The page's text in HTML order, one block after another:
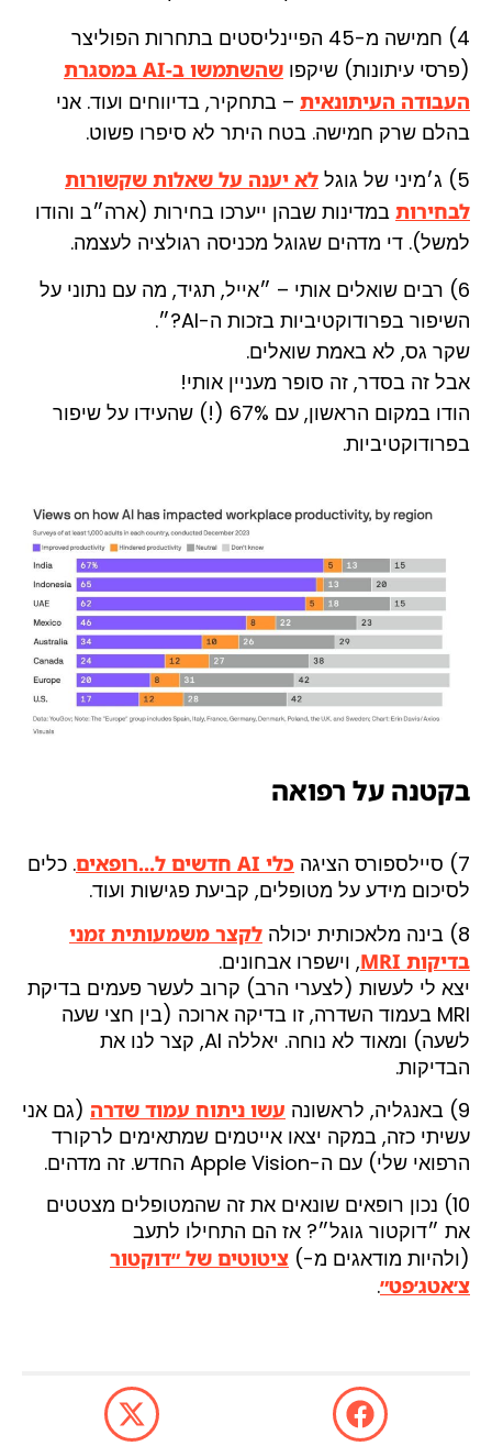
4) חמישה מ-45 הפיינליסטים בתחרות הפוליצר
(פרסי עיתונות) שיקפו
שהשתמשו ב-AI במסגרת
העבודה העיתונאית – בתחקיר, בדיווחים ועוד. אני
בהלם שרק חמישה. בטח היתר לא סיפרו פשוט.
5) ג׳מיני של גוגל
לא יענה על שאלות שקשורות
לבחירות במדינות שבהן ייערכו בחירות (ארה״ב והודו
למשל). די מדהים שגוגל מכניסה רגולציה לעצמה.
6) רבים שואלים אותי – ״אייל, תגיד, מה עם נתוני על
השיפור בפרודוקטיביות בזכות ה-AI?״.
שקר גס, לא באמת שואלים.
אבל זה בסדר, זה סופר מעניין אותי!
הודו במקום הראשון, עם 67% (!) שהעידו על שיפור
בפרודוקטיביות.
בקטנה על רפואה
7) סיילספורס הציגה כלי AI חדשים ל…רופאים
. כלים
לסיכום מידע על מטופלים, קביעת פגישות ועוד.
8) בינה מלאכותית יכולה
לקצר משמעותית זמני
בדיקות MRI
, וישפרו אבחונים.
יצא לי לעשות (לצערי הרב) קרוב לעשר פעמים בדיקת
MRI בעמוד השדרה, זו בדיקה ארוכה (בין חצי שעה
לשעה) ומאוד לא נוחה. יאללה AI, קצר לנו את
הבדיקות.
9) באנגליה, לראשונה
עשו ניתוח עמוד שדרה (גם אני
עשיתי כזה, במקה יצאו אייטמים שמתאימים לרקורד
הרפואי שלי) עם ה-Apple Vision החדש. זה מדהים.
10) נכון רופאים שונאים את זה שהמטופלים מצטטים
את ״דוקטור גוגל״? אז הם התחילו לתעב
(ולהיות מודאגים מ-) ציטוטים של ״דוקטור
צ׳אטג׳פט״.